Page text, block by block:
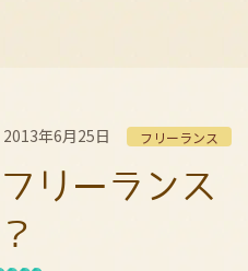
2013年6月25日 フリーランス
リーランス